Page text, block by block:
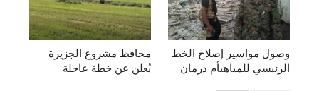
وصول مواسير إصلاح الخط
الرئيسي للمياهبأم درمان
محافظ مشروع الجزيرة
يُعلن عن خطة عاجلة